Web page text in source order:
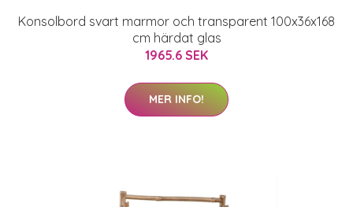
Konsolbord svart marmor och transparent 100x36x168
cm härdat glas
1965.6 SEK
MER INFO!